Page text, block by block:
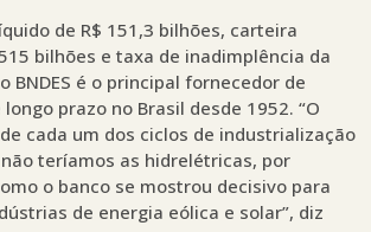
de R$ 151,3 bilhões, carteira
bilhões e taxa de inadimplência da
BNDES é o principal fornecedor de
prazo no Brasil desde 1952. “O
cada um dos ciclos de industrialização
teríamos as hidrelétricas, por
o banco se mostrou decisivo para
de energia eólica e solar”, diz